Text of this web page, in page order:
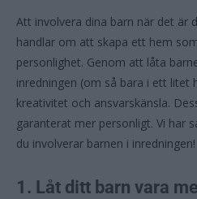
Att involvera dina barn när det är
handlar om att skapa ett hem
personlighet. Genom att låta
inredningen (om så bara i ett litet
kreativitet och ansvarskänsla.
garanterat mer personligt. Vi har
du involverar barnen i inredningen!
1. Låt ditt barn vara